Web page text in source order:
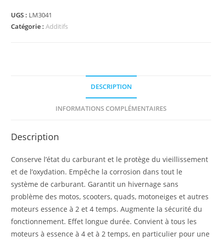
UGS : LM3041
Catégorie :Additifs
DESCRIPTION
INFORMATIONS COMPLÉMENTAIRES
Description
Conserve l’état du carburant et le protège du vieillissement
et de l’oxydation. Empêche la corrosion dans tout le
système de carburant. Garantit un hivernage sans
problème des motos, scooters, quads, motoneiges et autres
moteurs essence à 2 et 4 temps. Augmente la sécurité du
fonctionnement. Effet longue durée. Convient à tous les
moteurs à essence à 4 et à 2 temps, en particulier pour une